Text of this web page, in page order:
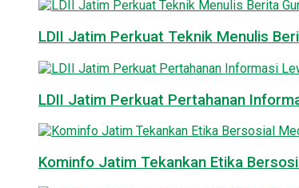
LDII Jatim Perkuat Teknik Menulis
LDII Jatim Perkuat Pertahanan
Kominfo Jatim Tekankan Etika